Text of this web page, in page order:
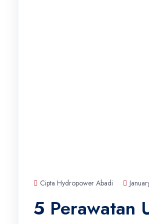
Cipta Hydropower Abadi
5 Perawatan